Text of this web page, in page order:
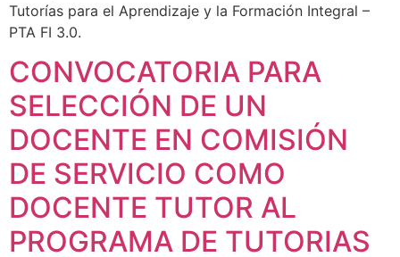
Tutorías para el Aprendizaje y la Formación Integral –
PTA FI 3.0.
CONVOCATORIA PARA
SELECCIÓN DE UN
DOCENTE EN COMISIÓN
DE SERVICIO COMO
DOCENTE TUTOR AL
PROGRAMA DE TUTORIAS